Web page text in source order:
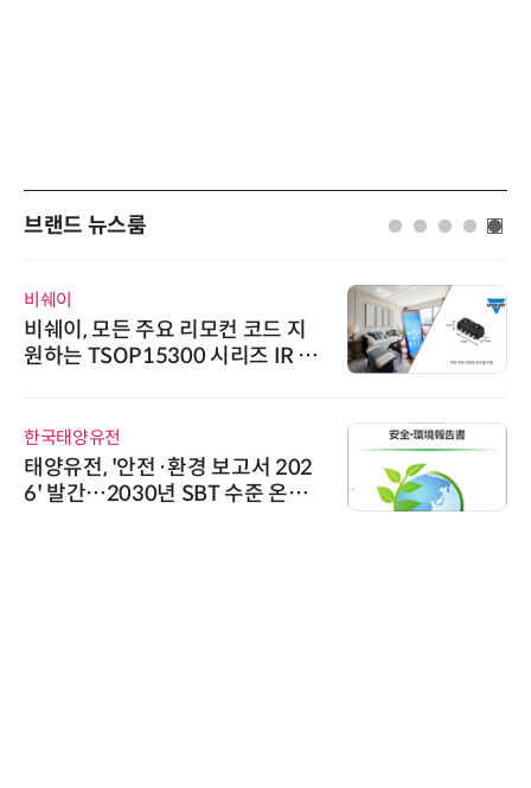
브랜드 뉴스룸
비쉐이
비쉐이, 모든 주요 리모컨 코드 지
원하는 TSOP15300 시리즈 IR 수
한국태양유전
태양유전, '안전·환경 보고서 202
6' 발간…2030년 SBT 수준 온실